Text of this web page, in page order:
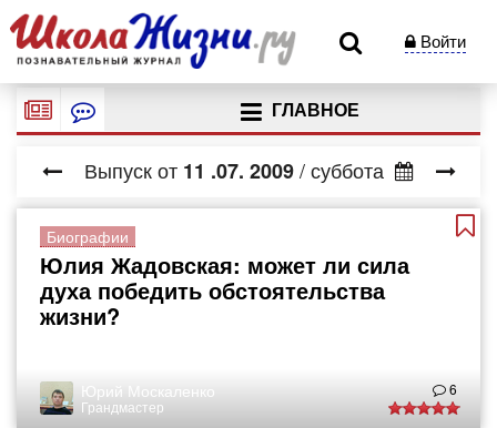
Войти
ГЛАВНОЕ
Выпуск от 11 .07. 2009 / суббота
Биографии
Юлия Жадовская: может ли сила
духа победить обстоятельства
жизни?
Юрий Москаленко
Грандмастер
6